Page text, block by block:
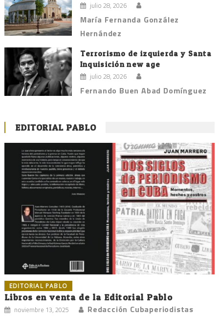
julio 28, 2026
María Fernanda González
Hernández
Terrorismo de izquierda y Santa
Inquisición new age
julio 28, 2026
Fernando Buen Abad Domínguez
EDITORIAL PABLO
EDITORIAL PABLO
Libros en venta de la Editorial Pablo
noviembre 13, 2025 Redacción Cubaperiodistas